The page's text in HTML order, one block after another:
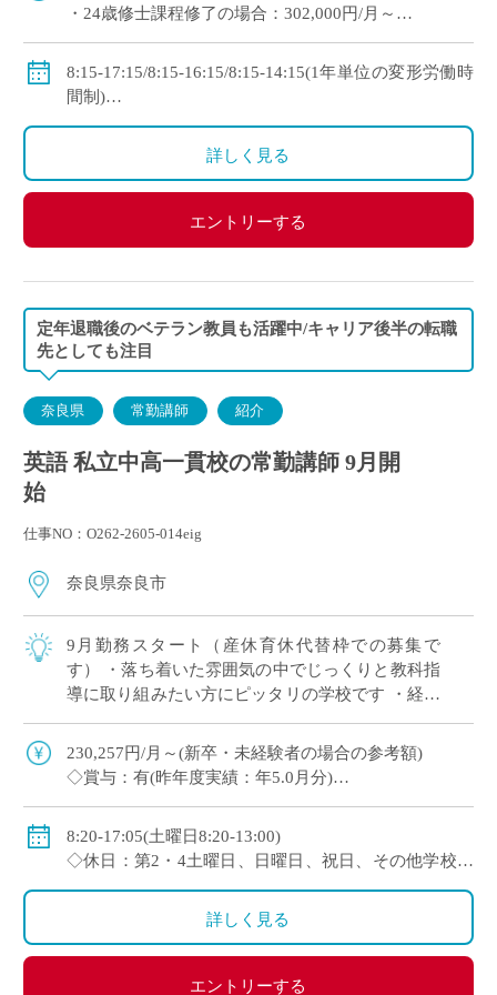
・24歳修士課程修了の場合：302,000円/月～
◇賞与：有(過去実績：年間4.7ヶ月＋260,000円)
◇保険：私学共済、雇用保険、労災保険
8:15-17:15/8:15-16:15/8:15-14:15(1年単位の変形労働時
間制)
◇休日：日曜日、祝日、その他学校スケジュールによ
詳しく見る
エントリーする
定年退職後のベテラン教員も活躍中/キャリア後半の転職
先としても注目
奈良県 常勤講師 紹介
英語 私立中高一貫校の常勤講師 9月開
始
仕事NO：O262-2605-014eig
奈良県奈良市
9月勤務スタート（産休育休代替枠での募集で
す） ・落ち着いた雰囲気の中でじっくりと教科指
導に取り組みたい方にピッタリの学校です ・経験
中です）
230,257円/月～(新卒・未経験者の場合の参考額)
◇賞与：有(昨年度実績：年5.0月分)
◇支援：産休・育休制度、育児・介護に関する特別休
8:20-17:05(土曜日8:20-13:00)
◇休日：第2・4土曜日、日曜日、祝日、その他学校ス
詳しく見る
エントリーする